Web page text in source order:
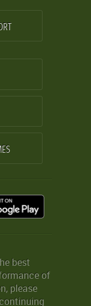
best
of
please